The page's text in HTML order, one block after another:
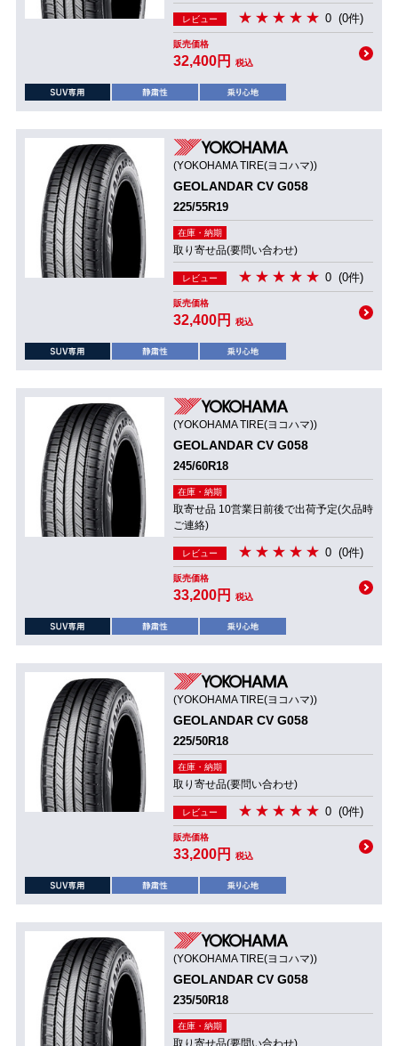
レビュー 0 (0件)
販売価格
32,400円 税込
(YOKOHAMA TIRE(ヨコハマ))
GEOLANDAR CV G058
225/55R19
在庫・納期
取り寄せ品(要問い合わせ)
レビュー 0 (0件)
販売価格
32,400円 税込
(YOKOHAMA TIRE(ヨコハマ))
GEOLANDAR CV G058
245/60R18
在庫・納期
取寄せ品 10営業日前後で出荷予定(欠品時
ご連絡)
レビュー 0 (0件)
販売価格
33,200円 税込
(YOKOHAMA TIRE(ヨコハマ))
GEOLANDAR CV G058
225/50R18
在庫・納期
取り寄せ品(要問い合わせ)
レビュー 0 (0件)
販売価格
33,200円 税込
(YOKOHAMA TIRE(ヨコハマ))
GEOLANDAR CV G058
235/50R18
在庫・納期
取り寄せ品(要問い合わせ)